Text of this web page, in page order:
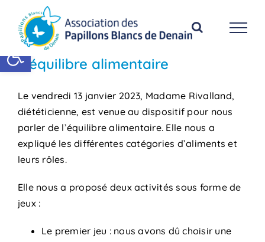
Ouvrir la barre d’outils
contenu
L’équilibre alimentaire
Le vendredi 13 janvier 2023, Madame Rivalland,
diététicienne, est venue au dispositif pour nous
parler de l’équilibre alimentaire. Elle nous a
expliqué les différentes catégories d’aliments et
leurs rôles.
Elle nous a proposé deux activités sous forme de
jeux :
Le premier jeu : nous avons dû choisir une